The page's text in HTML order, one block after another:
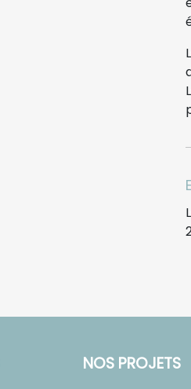
NOS PROJETS